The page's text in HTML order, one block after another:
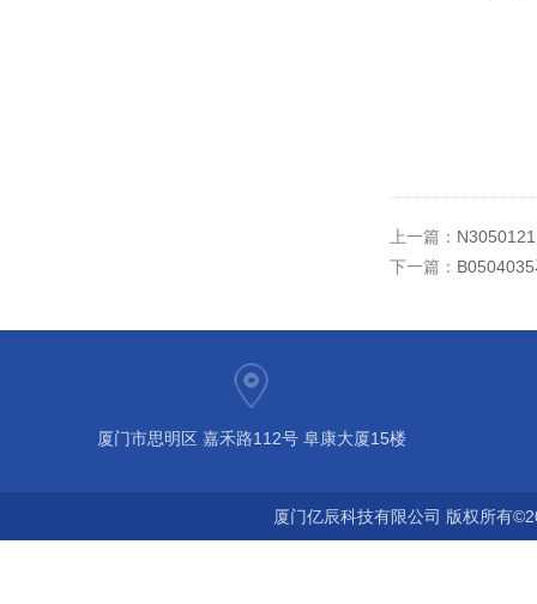
上一篇：
下一篇：
厦门市思明区 嘉禾路112号 阜康大厦15楼
厦门亿辰科技有限公司 版权所有